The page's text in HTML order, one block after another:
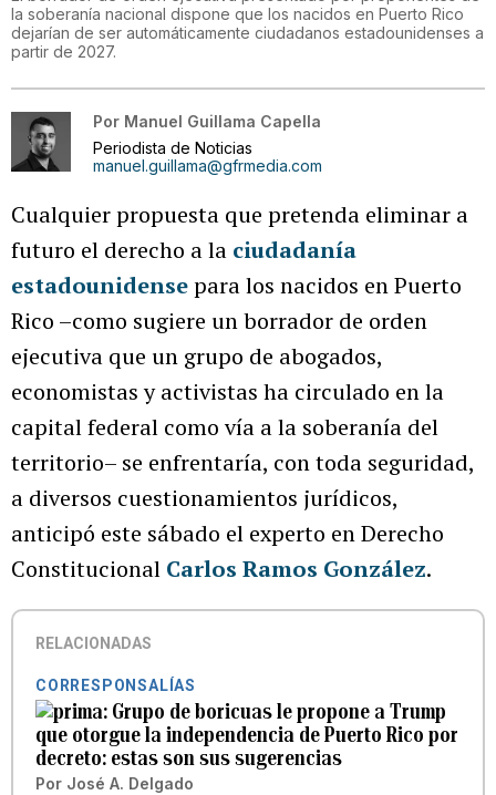
la soberanía nacional dispone que los nacidos en Puerto Rico
dejarían de ser automáticamente ciudadanos estadounidenses a
partir de 2027.
Por Manuel Guillama Capella
Periodista de Noticias
manuel.guillama@gfrmedia.com
Cualquier propuesta que pretenda eliminar a
futuro el derecho a la ciudadanía
estadounidensepara los nacidos en Puerto
Rico –como sugiere un borrador de orden
ejecutiva que un grupo de abogados,
economistas y activistas ha circulado en la
capital federal como vía a la soberanía del
territorio– se enfrentaría, con toda seguridad,
a diversos cuestionamientos jurídicos,
anticipó este sábado el experto en Derecho
Constitucional Carlos Ramos González.
RELACIONADAS
CORRESPONSALÍAS
Grupo de boricuas le propone a Trump
que otorgue la independencia de Puerto Rico por
decreto: estas son sus sugerencias
Por José A. Delgado